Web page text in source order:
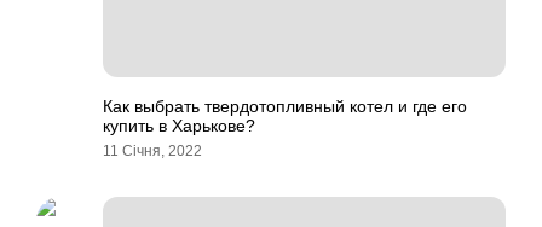
Как выбрать твердотопливный котел и где его
купить в Харькове?
11 Січня, 2022